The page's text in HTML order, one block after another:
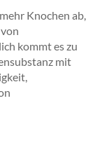
Knochen ab,
kommt es zu
mit